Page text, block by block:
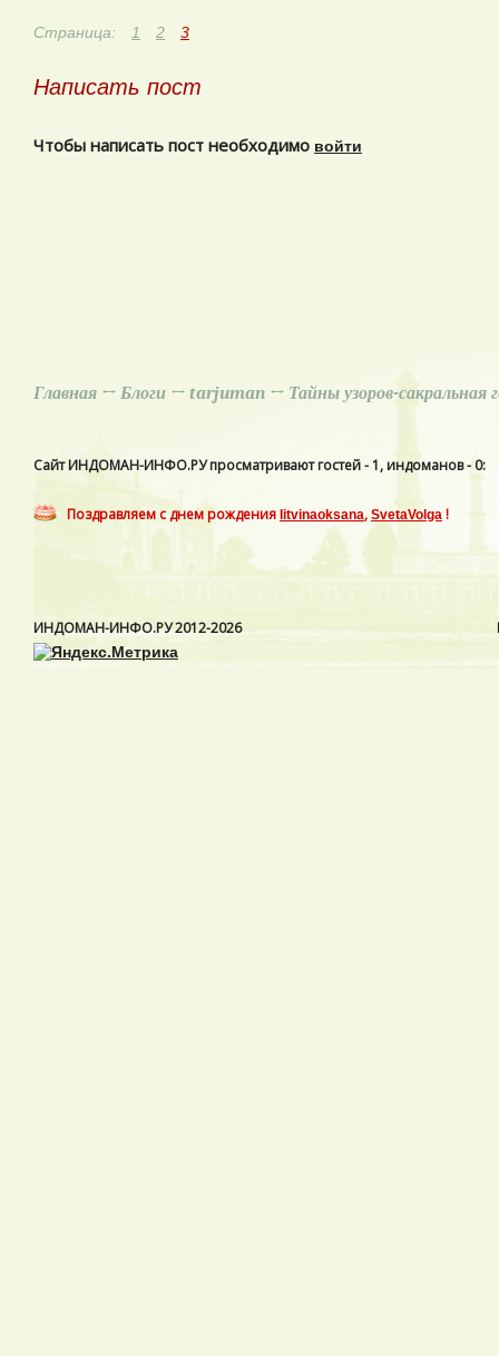
Страница: 1 2 3
Написать пост
Чтобы написать пост необходимо войти
Главная ↔ Блоги ↔ tarjuman ↔ Тайны узоров-сакральная
Сайт ИНДОМАН-ИНФО.РУ просматривают гостей - 1, индоманов - 0:
Поздравляем с днем рождения litvinaoksana, SvetaVolga !
ИНДОМАН-ИНФО.РУ2012-2026